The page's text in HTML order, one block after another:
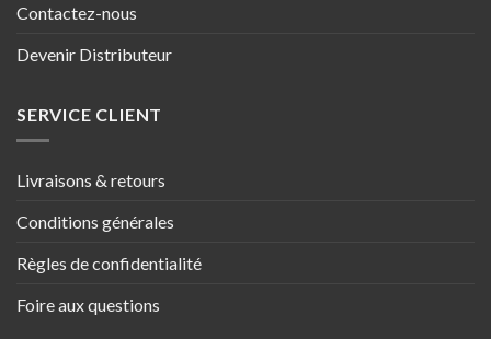
Contactez-nous
Devenir Distributeur
SERVICE CLIENT
Livraisons & retours
Conditions générales
Règles de confidentialité
Foire aux questions